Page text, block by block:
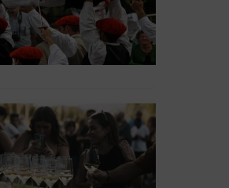
Deunaren jaiak
hasiko dira
eta Berrizen
de Bizkaiko